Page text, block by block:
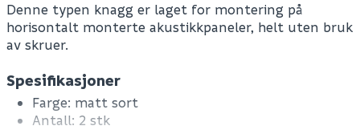
Denne typen knagg er laget for montering på
horisontalt monterte akustikkpaneler, helt uten bruk
av skruer.
Spesifikasjoner
Farge: matt sort
Antall: 2 stk